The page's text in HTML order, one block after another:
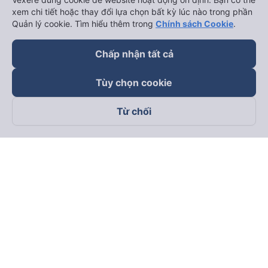
Theo dõi chúng tôi trên
xem chi tiết hoặc thay đổi lựa chọn bất kỳ lúc nào trong phần
Quản lý cookie. Tìm hiểu thêm trong Chính sách Cookie.
Chấp nhận tất cả
Tùy chọn cookie
Từ chối